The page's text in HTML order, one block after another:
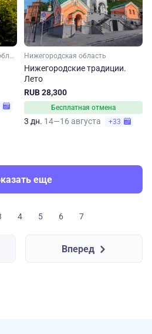
Золотое кольцо, Московская область, Рязанская область, Владимирская область, Нижегородская область, Ивановская область, Костромская область, Ярославская область, Малое Золотое кольцо Нижегородская область
Нижегородские традиции.
Лето
RUB 28,300
Бесплатная отмена
3 дн. 14—16 августа +33
еще
4 5 6 7
Вперед